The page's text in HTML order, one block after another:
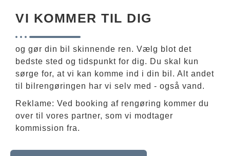
VI KOMMER TIL DIG
og gør din bil skinnende ren. Vælg blot det
bedste sted og tidspunkt for dig. Du skal kun
sørge for, at vi kan komme ind i din bil. Alt andet
til bilrengøringen har vi selv med - også vand.
Reklame: Ved booking af rengøring kommer du
over til vores partner, som vi modtager
kommission fra.